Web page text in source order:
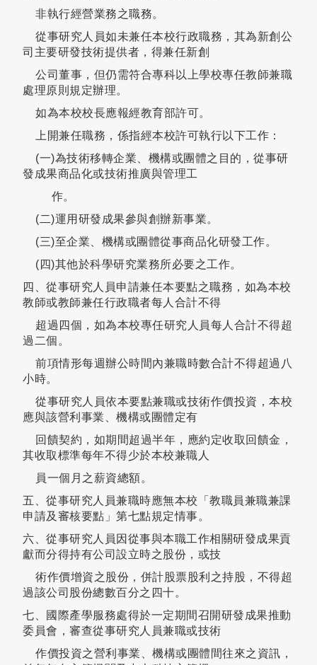
非執行經營業務之職務。
從事研究人員如未兼任本校行政職務，其為新創公
司主要研發技術提供者，得兼任新創
公司董事，但仍需符合專科以上學校專任教師兼職
處理原則規定辦理。
如為本校校長應報經教育部許可。
上開兼任職務，係指經本校許可執行以下工作：
(一)為技術移轉企業、機構或團體之目的，從事研
發成果商品化或技術推廣與管理工
作。
(二)運用研發成果參與創辦新事業。
(三)至企業、機構或團體從事商品化研發工作。
(四)其他於科學研究業務所必要之工作。
四、從事研究人員申請兼任本要點之職務，如為本校
教師或教師兼任行政職者每人合計不得
超過四個，如為本校專任研究人員每人合計不得超
過二個。
前項情形每週辦公時間內兼職時數合計不得超過八
小時。
從事研究人員依本要點兼職或技術作價投資，本校
應與該營利事業、機構或團體定有
回饋契約，如期間超過半年，應約定收取回饋金，
其收取標準每年不得少於本校兼職人
員一個月之薪資總額。
五、從事研究人員兼職時應無本校「教職員兼職兼課
申請及審核要點」第七點規定情事。
六、從事研究人員因從事與本職工作相關研發成果貢
獻而分得持有公司設立時之股份，或技
術作價增資之股份，併計股票股利之持股，不得超
過該公司股份總數百分之四十。
七、國際產學服務處得於一定期間召開研發成果推動
委員會，審查從事研究人員兼職或技術
作價投資之營利事業、機構或團體間往來之資訊，